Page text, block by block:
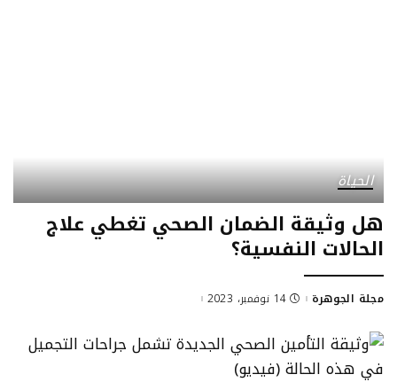
الحياة
هل وثيقة الضمان الصحي تغطي علاج
الحالات النفسية؟
Posted
مجلة الجوهرة 14 نوفمبر، 2023